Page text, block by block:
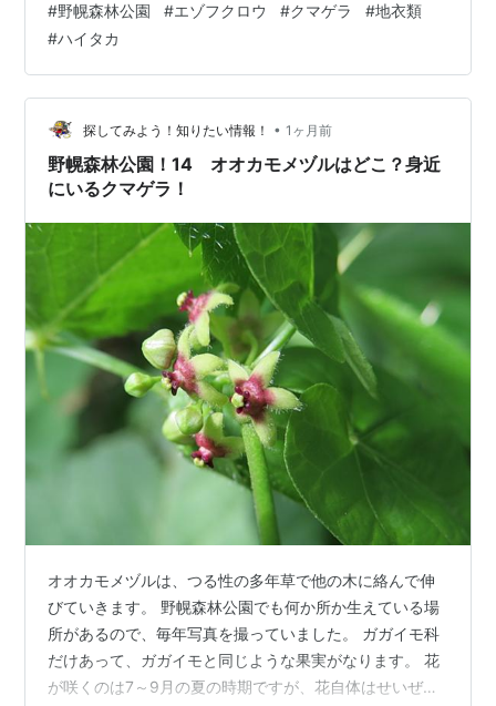
フクロウ） （ハートの木のエゾフクロウ） 地衣類を見て
みよう！ 桂コースのウスツメゴケの場所を覚えた！ （場
所を思い出した） これはハクテンゴケ？似たような地衣
類が多い！ （一年中、その姿は見られます） 図鑑があっ
ても、どれが何かわからない地衣類！ （どこでも簡単に
見れます） …
#野幌森林公園 #エゾフクロウ #クマゲラ #地衣類
#ハイタカ
探してみよう！知りたい情報！ • 1ヶ月前
野幌森林公園！14 オオカモメヅルはどこ？身近
にいるクマゲラ！
オオカモメヅルは、つる性の多年草で他の木に絡んで伸
びていきます。 野幌森林公園でも何か所か生えている場
所があるので、毎年写真を撮っていました。 ガガイモ科
だけあって、ガガイモと同じような果実がなります。 花
が咲くのは7～9月の夏の時期ですが、花自体はせいぜい